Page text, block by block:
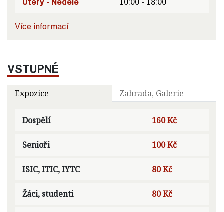
Více informací
VSTUPNÉ
Expozice Zahrada, Galerie
Dospělí 160 Kč
Senioři 100 Kč
ISIC, ITIC, IYTC 80 Kč
Žáci, studenti 80 Kč